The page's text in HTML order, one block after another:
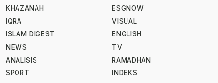
KHAZANAH
IQRA
ISLAM DIGEST
NEWS
ANALISIS
SPORT
ESGNOW
VISUAL
ENGLISH
TV
RAMADHAN
INDEKS